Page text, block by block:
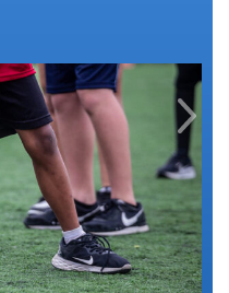
Next